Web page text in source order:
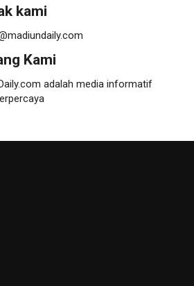
kami
Kami
adalah media informatif